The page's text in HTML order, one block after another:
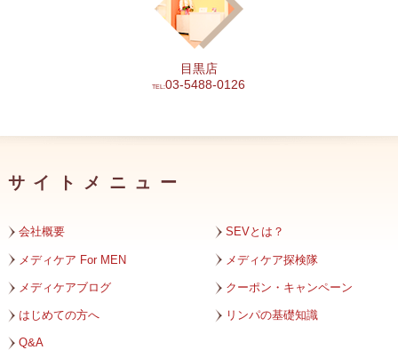
2023年11月
2023年10月
2023年9月
2023年8月
目黒店
TEL:03-5488-0126
サイトメニュー
会社概要 SEVとは？
メディケア For MEN メディケア探検隊
メディケアブログ クーポン・キャンペーン
はじめての方へ リンパの基礎知識
Q&A